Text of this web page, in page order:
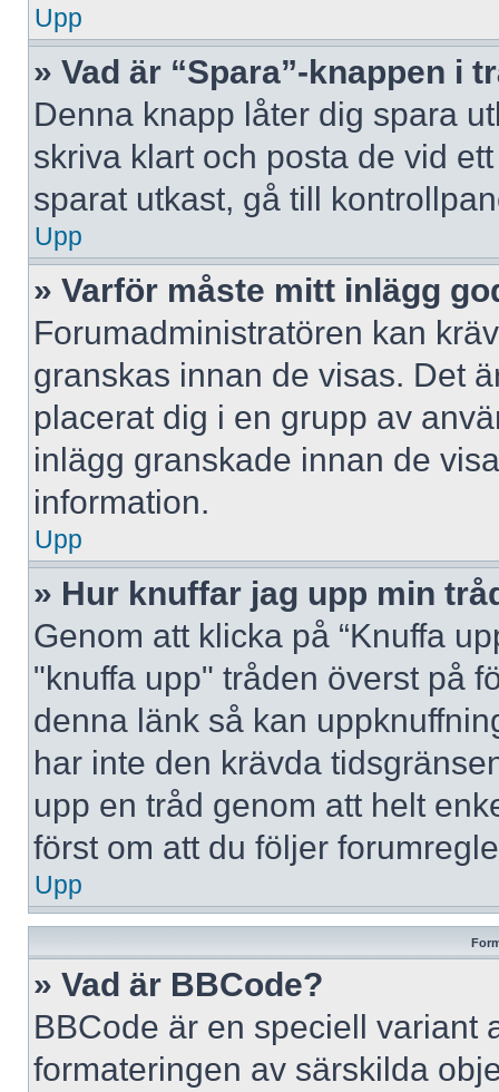
Upp
» Vad är “Spara”-knappen i
Denna knapp låter dig spara
skriva klart och posta de vid
sparat utkast, gå till
Upp
» Varför måste mitt inlägg
Forumadministratören kan
granskas innan de visas. Det
placerat dig i en grupp av
inlägg granskade innan de
information.
Upp
» Hur knuffar jag upp min
Genom att klicka på “Knuffa
"knuffa upp" tråden överst på
denna länk så kan
har inte den krävda
upp en tråd genom att helt
först om att du följer
Upp
» Vad är BBCode?
BBCode är en speciell variant
formateringen av särskilda